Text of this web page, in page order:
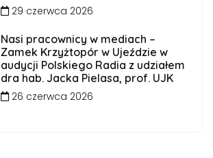
29 czerwca 2026
Nasi pracownicy w mediach –
Zamek Krzyżtopór w Ujeździe w
audycji Polskiego Radia z udziałem
dra hab. Jacka Pielasa, prof. UJK
26 czerwca 2026